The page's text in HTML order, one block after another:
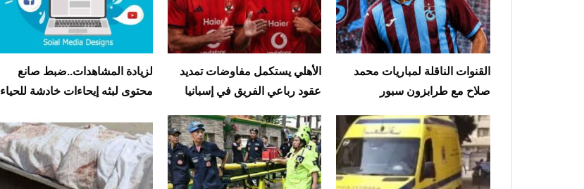
القنوات الناقلة لمباريات محمد
صلاح مع طرابزون سبور
الأهلي يستكمل مفاوضات تمديد
عقود رباعي الفريق في إسبانيا
لزيادة المشاهدات..ضبط صانع
محتوى لبثه إيحاءات خادشة للحياء